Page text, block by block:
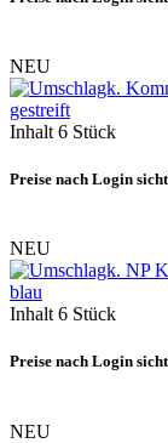
NEU
gestreift
Inhalt 6 Stück
Preise nach Login
NEU
blau
Inhalt 6 Stück
Preise nach Login
NEU